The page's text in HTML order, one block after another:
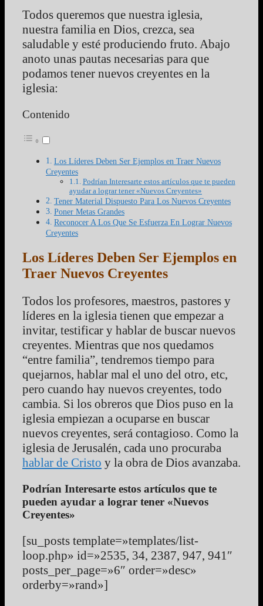
Todos queremos que nuestra iglesia,
nuestra familia en Dios, crezca, sea
saludable y esté produciendo fruto. Abajo
anoto unas pautas necesarias para que
podamos tener nuevos creyentes en la
iglesia:
Contenido
Los Líderes Deben Ser Ejemplos en Traer Nuevos
Creyentes
Podrían Interesarte estos artículos que te pueden
ayudar a lograr tener «Nuevos Creyentes»
Tener Material Dispuesto Para Los Nuevos Creyentes
Poner Metas Grandes
Reconocer A Los Que Se Esfuerza En Lograr Nuevos
Creyentes
Los Líderes Deben Ser Ejemplos en
Traer Nuevos Creyentes
Todos los profesores, maestros, pastores y
líderes en la iglesia tienen que empezar a
invitar, testificar y hablar de buscar nuevos
creyentes. Mientras que nos quedamos
“entre familia”, tendremos tiempo para
quejarnos, hablar mal el uno del otro, etc,
pero cuando hay nuevos creyentes, todo
cambia. Si los obreros que Dios puso en la
iglesia empiezan a ocuparse en buscar
nuevos creyentes, será contagioso. Como la
iglesia de Jerusalén, cada uno procuraba
hablar de Cristo y la obra de Dios avanzaba.
Podrían Interesarte estos artículos que te
pueden ayudar a lograr tener «Nuevos
Creyentes»
[su_posts template=»templates/list-
loop.php» id=»2535, 34, 2387, 947, 941″
posts_per_page=»6″ order=»desc»
orderby=»rand»]